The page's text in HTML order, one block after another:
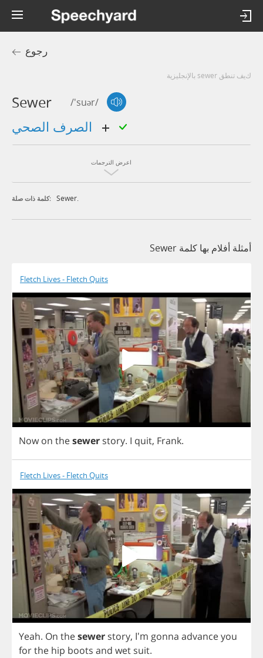
رجوع
كيف تنطق sewer بالإنجليزية
Sewer /'suər/
اعرض الترجمات
كلمة ذات صلة: Sewer.
أمثلة أفلام بها كلمة Sewer
Fletch Lives - Fletch Quits
Now on thesewer story. I quit, Frank.
Fletch Lives - Fletch Quits
Yeah. On thesewer story, I'm gonna advanceyou
forthe hip boots and wet suit.